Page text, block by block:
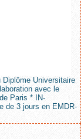
Universitaire
avec le
Paris * IN-
de 3 jours en EMDR-